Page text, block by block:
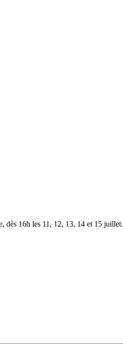
dès 16h les 11, 12, 13, 14 et 15 juillet.